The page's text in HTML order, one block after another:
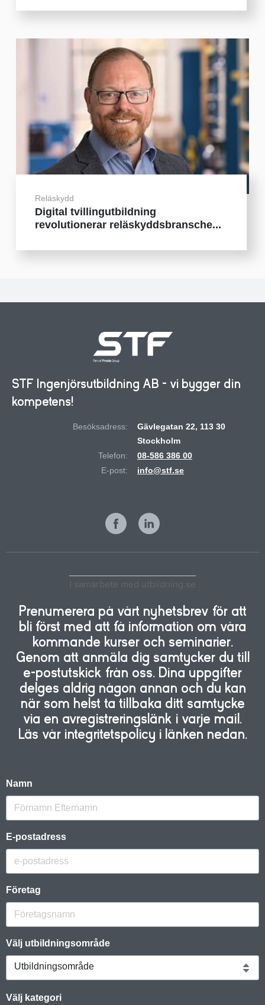
Reläskydd
Digital tvillingutbildning
revolutionerar reläskyddsbransche...
STF Ingenjörsutbildning AB - vi bygger din
kompetens!
Besöksadress:
Gävlegatan 22, 113 30
Stockholm
Telefon:
08-586 386 00
E-post:
info@stf.se
I samarbete med utbildning.se
Prenumerera på vårt nyhetsbrev för att
bli först med att få information om våra
kommande kurser och seminarier.
Genom att anmäla dig samtycker du till
e-postutskick från oss. Dina uppgifter
delges aldrig någon annan och du kan
när som helst ta tillbaka ditt samtycke
via en avregistreringslänk i varje mail.
Läs vår integritetspolicy i länken nedan.
Namn
E-postadress
Företag
Välj utbildningsområde
Utbildningsområde
Välj kategori